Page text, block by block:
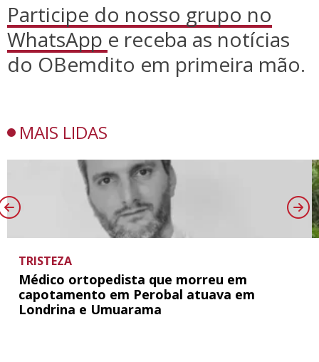
Participe do nosso grupo no
WhatsApp e receba as notícias
do OBemdito em primeira mão.
MAIS LIDAS
TRISTEZA
Médico ortopedista que morreu em
capotamento em Perobal atuava em
Londrina e Umuarama